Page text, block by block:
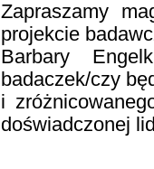
Zapraszamy
projekcie
Barbary
badaczek/czy
i
doświadczonej